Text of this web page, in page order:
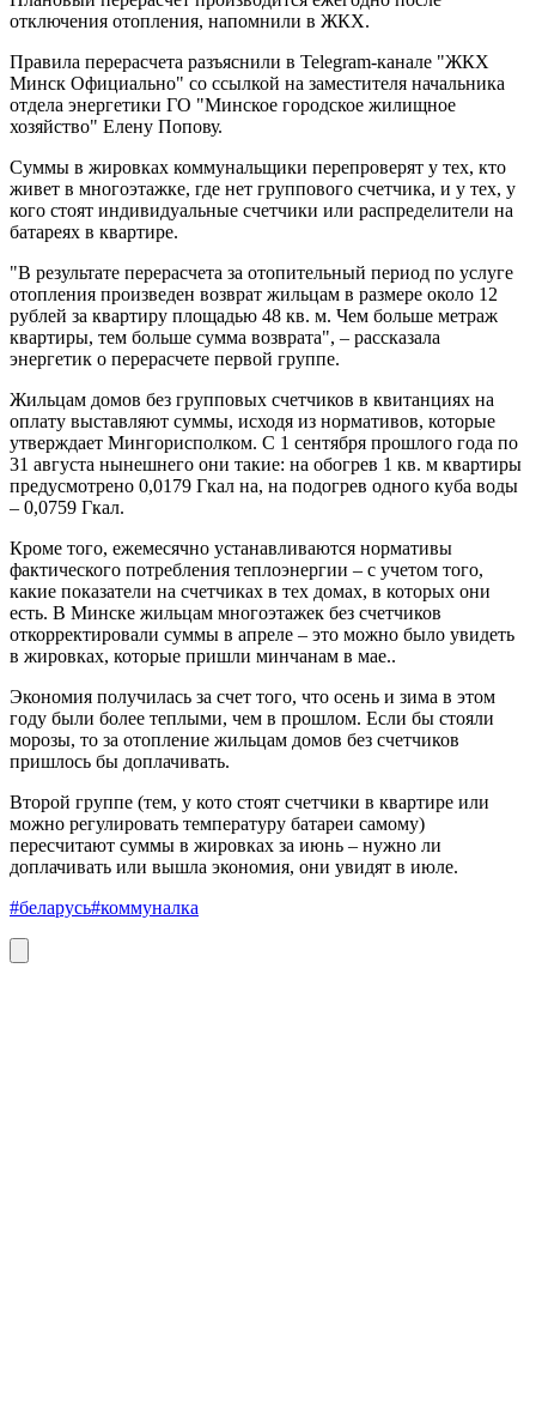
отключения отопления, напомнили в ЖКХ.
Правила перерасчета разъяснили в Telegram-канале "ЖКХ
Минск Официально" со ссылкой на заместителя начальника
отдела энергетики ГО "Минское городское жилищное
хозяйство" Елену Попову.
Суммы в жировках коммунальщики перепроверят у тех, кто
живет в многоэтажке, где нет группового счетчика, и у тех, у
кого стоят индивидуальные счетчики или распределители на
батареях в квартире.
"В результате перерасчета за отопительный период по услуге
отопления произведен возврат жильцам в размере около 12
рублей за квартиру площадью 48 кв. м. Чем больше метраж
квартиры, тем больше сумма возврата", – рассказала
энергетик о перерасчете первой группе.
Жильцам домов без групповых счетчиков в квитанциях на
оплату выставляют суммы, исходя из нормативов, которые
утверждает Мингорисполком. С 1 сентября прошлого года по
31 августа нынешнего они такие: на обогрев 1 кв. м квартиры
предусмотрено 0,0179 Гкал на, на подогрев одного куба воды
– 0,0759 Гкал.
Кроме того, ежемесячно устанавливаются нормативы
фактического потребления теплоэнергии – с учетом того,
какие показатели на счетчиках в тех домах, в которых они
есть. В Минске жильцам многоэтажек без счетчиков
откорректировали суммы в апреле – это можно было увидеть
в жировках, которые пришли минчанам в мае..
Экономия получилась за счет того, что осень и зима в этом
году были более теплыми, чем в прошлом. Если бы стояли
морозы, то за отопление жильцам домов без счетчиков
пришлось бы доплачивать.
Второй группе (тем, у кото стоят счетчики в квартире или
можно регулировать температуру батареи самому)
пересчитают суммы в жировках за июнь – нужно ли
доплачивать или вышла экономия, они увидят в июле.
#беларусь#коммуналка